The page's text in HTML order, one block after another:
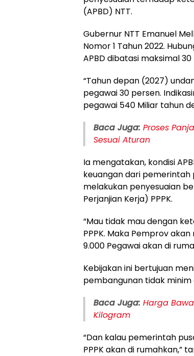
(APBD) NTT.
Gubernur NTT Emanuel
Nomor 1 Tahun 2022.
APBD dibatasi maksimal
“Tahun depan (2027)
pegawai 30 persen.
pegawai 540 Miliar tahun
Baca Juga: Proses
Sesuai Aturan
Ia mengatakan, kondisi
keuangan dari
melakukan penyesuaian
Perjanjian Kerja) PPPK.
“Mau tidak mau dengan
PPPK. Maka Pemprov
9.000 Pegawai akan di
Kebijakan ini bertujuan
pembangunan tidak
Baca Juga: Harga
Kilogram
“Dan kalau pemerintah
PPPK akan di rumahkan,”